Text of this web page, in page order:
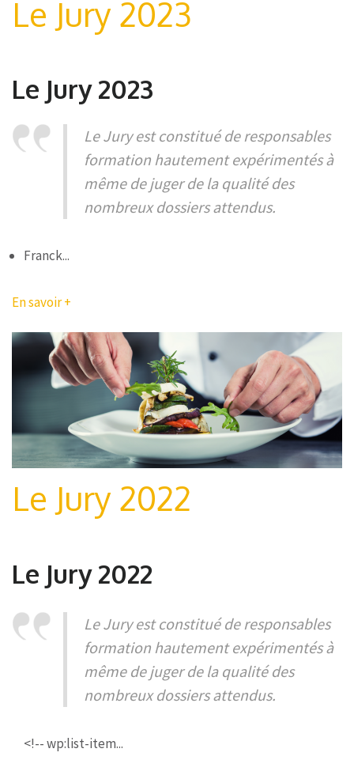
Le Jury 2023
Le Jury 2023
Le Jury est constitué de responsables
formation hautement expérimentés à
même de juger de la qualité des
nombreux dossiers attendus.
Franck...
En savoir +
Le Jury 2022
Le Jury 2022
Le Jury est constitué de responsables
formation hautement expérimentés à
même de juger de la qualité des
nombreux dossiers attendus.
<!-- wp:list-item...